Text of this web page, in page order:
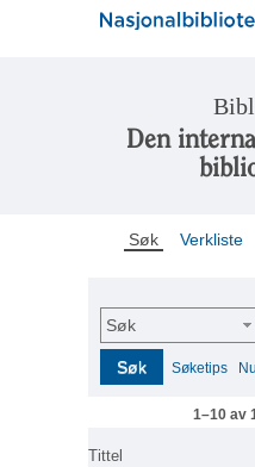
Den
Søk Verkliste
Søk
Søk Søketips
1–10 av
Tittel